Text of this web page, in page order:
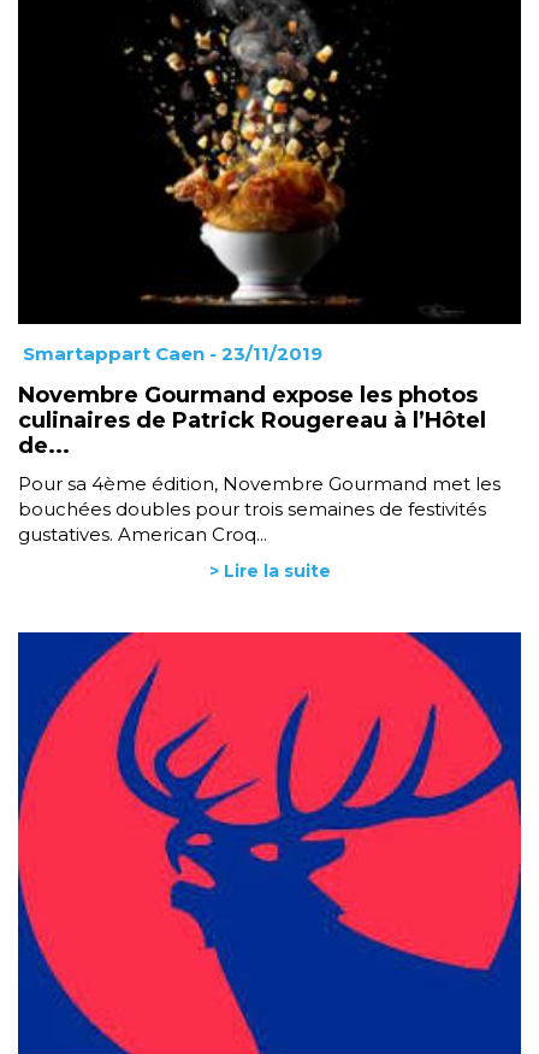
Smartappart Caen - 23/11/2019
Novembre Gourmand expose les photos
culinaires de Patrick Rougereau à l’Hôtel
de...
Pour sa 4ème édition, Novembre Gourmand met les
bouchées doubles pour trois semaines de festivités
gustatives. American Croq...
> Lire la suite